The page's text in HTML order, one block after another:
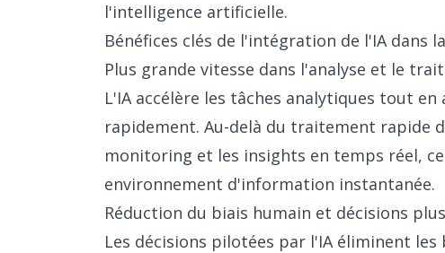
l'intelligence artificielle.
Bénéfices clés de l'intégration de l'IA dans
Plus grande vitesse dans l'analyse et le
L'IA accélère les tâches analytiques tout
rapidement. Au-delà du traitement rapide
monitoring et les insights en temps réel,
environnement d'information instantanée.
Réduction du biais humain et décisions
Les décisions pilotées par l'IA éliminent